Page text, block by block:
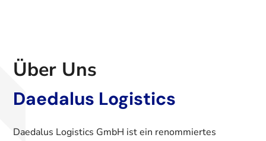
Über Uns
Daedalus Logistics
Daedalus Logistics GmbH ist ein renommiertes